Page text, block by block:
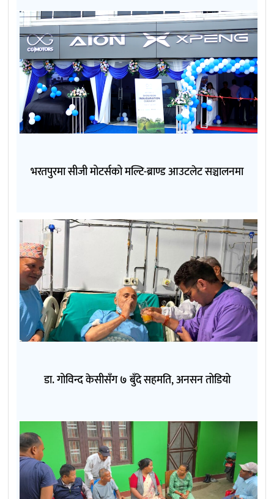
भरतपुरमा सीजी मोटर्सको मल्टि-ब्राण्ड आउटलेट सञ्चालनमा
डा. गोविन्द केसीसँग ७ बुँदे सहमति, अनसन तोडियो